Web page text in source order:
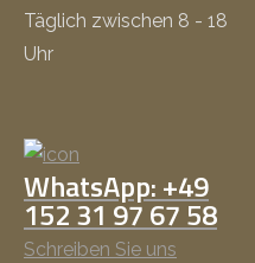
Täglich zwischen 8 - 18
Uhr
WhatsApp: +49
152 31 97 67 58
Schreiben Sie uns